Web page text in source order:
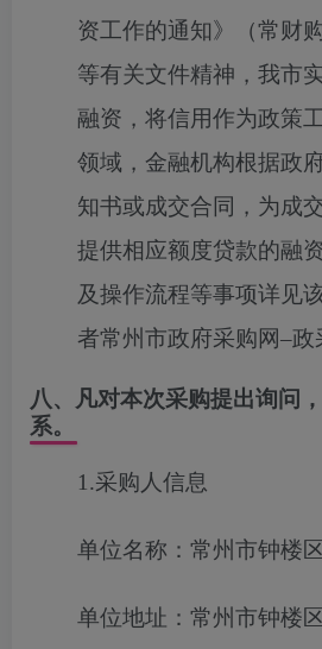
资工作的通知》（常财
等有关文件精神，我市
融资，将信用作为政策
领域，金融机构根据政
知书或成交合同，为成
提供相应额度贷款的融
及操作流程等事项详见
者常州市政府采购网–政
八、凡对本次采购提出询问
系。
1.采购人信息
单位名称：常州市钟楼
单位地址：常州市钟楼